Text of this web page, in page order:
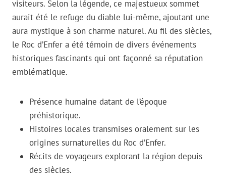
visiteurs. Selon la légende, ce majestueux sommet
aurait été le refuge du diable lui-même, ajoutant une
aura mystique à son charme naturel. Au fil des siècles,
le Roc d’Enfer a été témoin de divers événements
historiques fascinants qui ont façonné sa réputation
emblématique.
Présence humaine datant de l’époque
préhistorique.
Histoires locales transmises oralement sur les
origines surnaturelles du Roc d’Enfer.
Récits de voyageurs explorant la région depuis
des siècles.